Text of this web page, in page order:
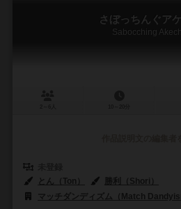
さぼっちんぐア
Sabocching
とん（Ton）
勝利（Shori）
マッチダンディズム（Match